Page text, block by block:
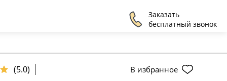
Заказать
бесплатный звонок
(5.0) В избранное